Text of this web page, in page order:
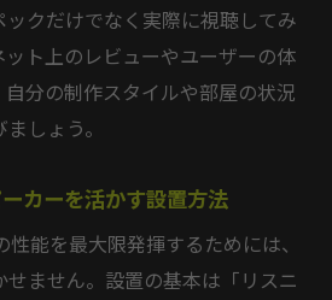
クだけでなく実際に視聴してみ
ト上のレビューやユーザーの体
分の制作スタイルや部屋の状況
しょう。
カーを活かす設置方法
能を最大限発揮するためには、
ません。設置の基本は「リスニ